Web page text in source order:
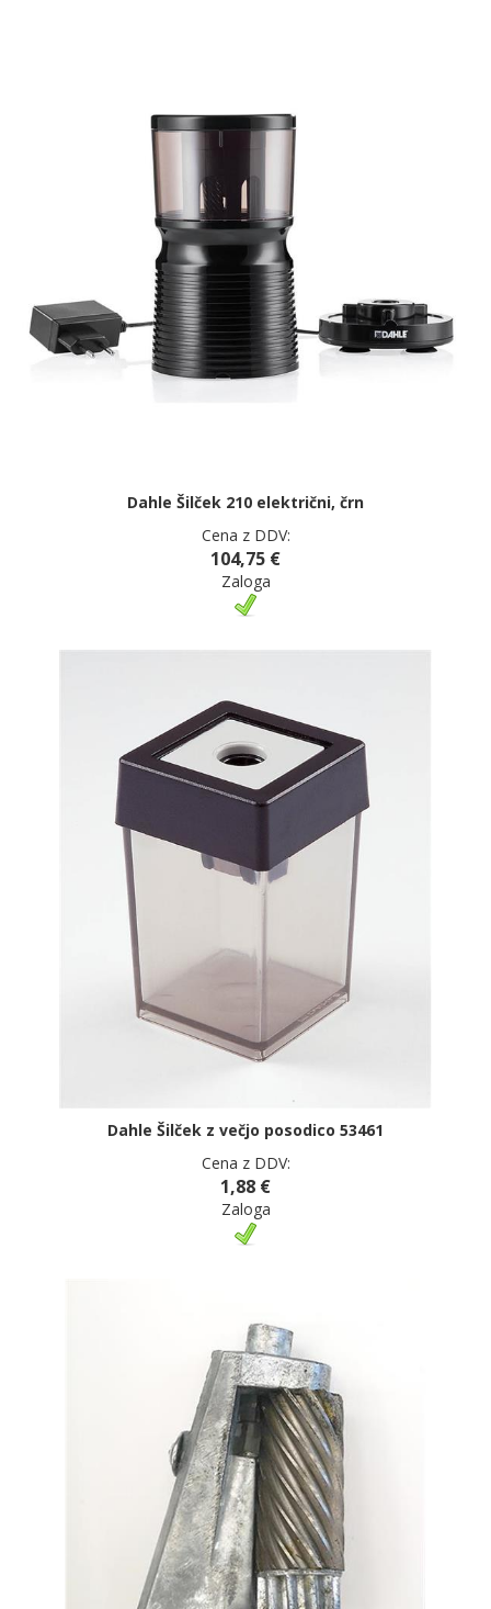
Dahle Šilček 210 električni, črn
Cena z DDV:
104,75 €
Zaloga
Dahle Šilček z večjo posodico 53461
Cena z DDV:
1,88 €
Zaloga